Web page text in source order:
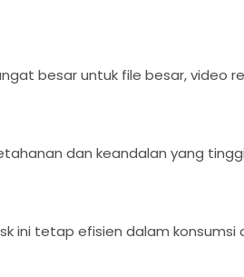
besar untuk file besar, video
dan keandalan yang
ini tetap efisien dalam konsumsi